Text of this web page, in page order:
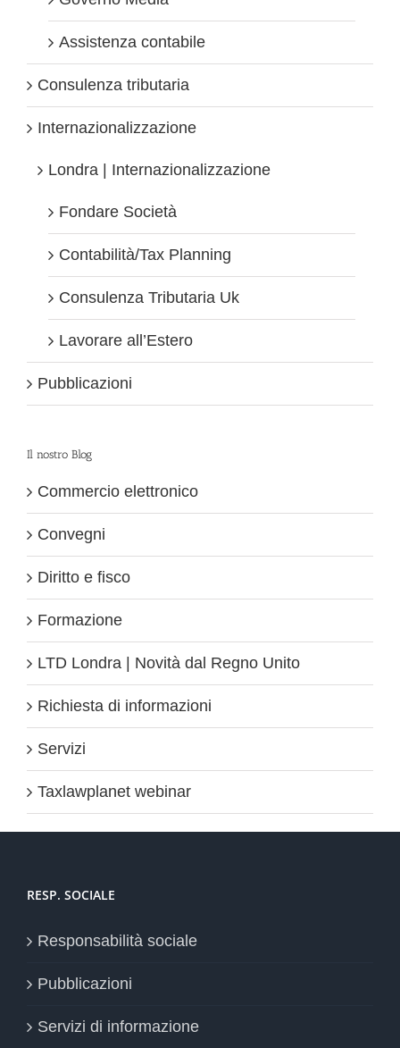
Assistenza contabile
Consulenza tributaria
Internazionalizzazione
Londra | Internazionalizzazione
Fondare Società
Contabilità/Tax Planning
Consulenza Tributaria Uk
Lavorare all’Estero
Pubblicazioni
Il nostro Blog
Commercio elettronico
Convegni
Diritto e fisco
Formazione
LTD Londra | Novità dal Regno Unito
Richiesta di informazioni
Servizi
Taxlawplanet webinar
RESP. SOCIALE
Responsabilità sociale
Pubblicazioni
Servizi di informazione